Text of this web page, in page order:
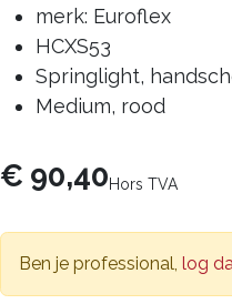
merk: Euroflex
HCXS53
Springlight,
Medium, rood
€ 90,40Hors TVA
Ben je professional, log